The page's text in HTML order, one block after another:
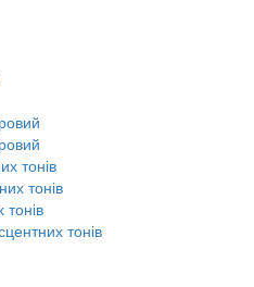
тонів
тонів
тонів